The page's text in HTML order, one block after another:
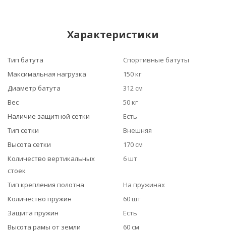
Характеристики
Тип батута
Спортивные батуты
Максимальная нагрузка
150 кг
Диаметр батута
312 см
Вес
50 кг
Наличие защитной сетки
Есть
Тип сетки
Внешняя
Высота сетки
170 см
Количество вертикальных
стоек
6 шт
Тип крепления полотна
На пружинах
Количество пружин
60 шт
Защита пружин
Есть
Высота рамы от земли
60 см